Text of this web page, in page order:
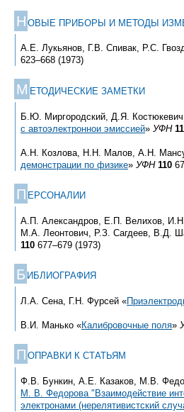
Н ОВЫЕ ПРИБОРЫ И МЕТОДЫ
А.Е. Лукьянов, Г.В. Спивак, Р.С.
623–668 (1973)
М ЕТОДИЧЕСКИЕ ЗАМЕТКИ
Б.Ю. Миргородский, Д.Я.
с автоэлектроннои эмиссией» УФН
А.Н. Козлова, Н.Н. Малов, А.Н.
демонстрации по физике» УФН 110
П ЕРСОНАЛИИ
А.П. Александров, Е.П. Велихов,
М.А. Леонтович, Р.З. Сагдеев, В.Д.
110 677–679 (1973)
Б ИБЛИОГРАФИЯ
Л.А. Сена, Г.Н. Фурсей «
В.И. Манько «Калибровочные поля»
П ОПРАВКИ К СТАТЬЯМ
Ф.В. Бункин, А.Е. Казаков, М.В.
М. В. Федорова "Взаимодействие
электронами (нерелятивистский